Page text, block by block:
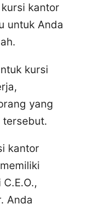
kantor
untuk Anda
kursi
yang
kantor
Anda